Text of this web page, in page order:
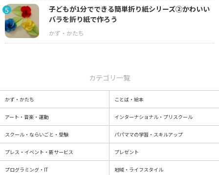
5
子どもが1分でできる簡単折り紙シリーズ②かわいい
バラを折り紙で作ろう
カテゴリ一覧
かず・かたち ことば・絵本
アート・音楽・運動 インターナショナル・プリスクール
スクール・ならいごと・受験 パパママの学習・スキルアップ
プレス・イベント・新サービス プレゼント
プログラミング・IT 地域・ライフスタイル